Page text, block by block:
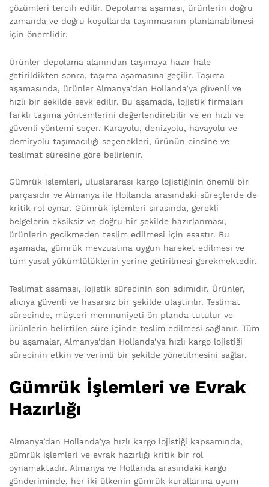
çözümleri tercih edilir. Depolama aşaması, ürünlerin doğru
zamanda ve doğru koşullarda taşınmasının planlanabilmesi
için önemlidir.
Ürünler depolama alanından taşımaya hazır hale
getirildikten sonra, taşıma aşamasına geçilir. Taşıma
aşamasında, ürünler Almanya’dan Hollanda’ya güvenli ve
hızlı bir şekilde sevk edilir. Bu aşamada, lojistik firmaları
farklı taşıma yöntemlerini değerlendirebilir ve en hızlı ve
güvenli yöntemi seçer. Karayolu, denizyolu, havayolu ve
demiryolu taşımacılığı seçenekleri, ürünün cinsine ve
teslimat süresine göre belirlenir.
Gümrük işlemleri, uluslararası kargo lojistiğinin önemli bir
parçasıdır ve Almanya ile Hollanda arasındaki süreçlerde de
kritik rol oynar. Gümrük işlemleri sırasında, gerekli
belgelerin eksiksiz ve doğru bir şekilde hazırlanması,
ürünlerin gecikmeden teslim edilmesi için esastır. Bu
aşamada, gümrük mevzuatına uygun hareket edilmesi ve
tüm yasal yükümlülüklerin yerine getirilmesi gerekmektedir.
Teslimat aşaması, lojistik sürecinin son adımıdır. Ürünler,
alıcıya güvenli ve hasarsız bir şekilde ulaştırılır. Teslimat
sürecinde, müşteri memnuniyeti ön planda tutulur ve
ürünlerin belirtilen süre içinde teslim edilmesi sağlanır. Tüm
bu aşamalar, Almanya’dan Hollanda’ya hızlı kargo lojistiği
sürecinin etkin ve verimli bir şekilde yönetilmesini sağlar.
Gümrük İşlemleri ve Evrak
Hazırlığı
Almanya’dan Hollanda’ya hızlı kargo lojistiği kapsamında,
gümrük işlemleri ve evrak hazırlığı kritik bir rol
oynamaktadır. Almanya ve Hollanda arasındaki kargo
gönderiminde, her iki ülkenin gümrük kurallarına uyum